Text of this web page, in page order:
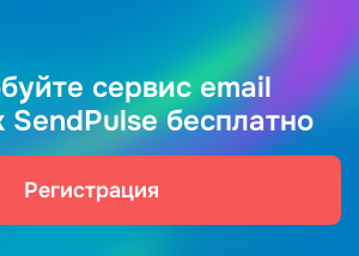
сервис email
SendPulse бесплатно
Регистрация